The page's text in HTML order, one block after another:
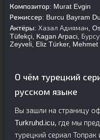
Композитор: Murat Evgin
Режиссер: Burcu Bayram
Актёры: Хазал Адияман,
Tüfekçi, Kagan Arpaci,
Zeyveli, Eliz Türker, Mehmet
О чём турецкий
русском языке
Вы зашли на страницу
Turkruhd.icu, где мы
турецкий сериал